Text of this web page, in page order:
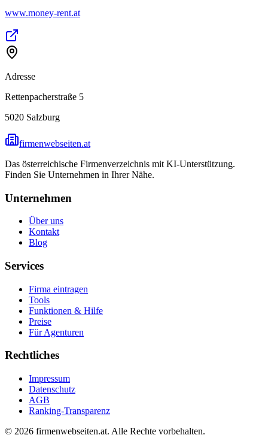
www.money-rent.at
Adresse
Rettenpacherstraße 5
5020 Salzburg
firmenwebseiten.at
Das österreichische Firmenverzeichnis mit KI-Unterstützung.
Finden Sie Unternehmen in Ihrer Nähe.
Unternehmen
Über uns
Kontakt
Blog
Services
Firma eintragen
Tools
Funktionen & Hilfe
Preise
Für Agenturen
Rechtliches
Impressum
Datenschutz
AGB
Ranking-Transparenz
© 2026 firmenwebseiten.at. Alle Rechte vorbehalten.